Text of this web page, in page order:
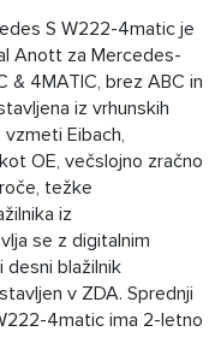
S W222-4matic je
Anott za Mercedes-
& 4MATIC, brez ABC in
iz vrhunskih
Eibach,
OE, večslojno zračno
težke
iz
se z digitalnim
desni blažilnik
v ZDA. Sprednji
4matic ima 2-letno